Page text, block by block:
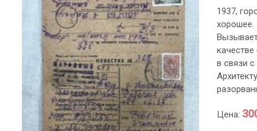
1937,
хорошее.
в связи
Цена: